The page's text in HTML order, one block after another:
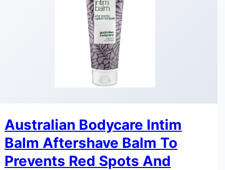
Australian Bodycare Intim
Balm Aftershave Balm To
Prevents Red Spots And